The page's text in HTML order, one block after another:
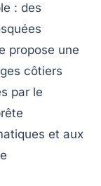
: des
propose une
côtiers
par le
et aux